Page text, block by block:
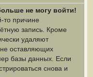
не могу войти!
то причине
запись. Кроме
удаляют
оставляющих
базы данных. Если
снова и